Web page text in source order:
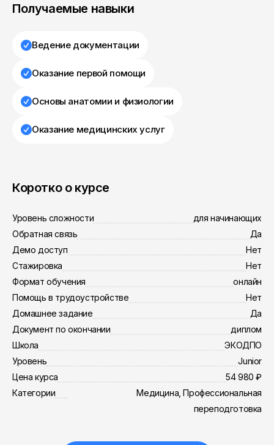
Получаемые навыки
Ведение документации
Оказание первой помощи
Основы анатомии и физиологии
Оказание медицинских услуг
Коротко о курсе
Уровень сложности
для начинающих
Обратная связь
Да
Демо доступ
Нет
Стажировка
Нет
Формат обучения
онлайн
Помощь в трудоустройстве
Нет
Домашнее задание
Да
Документ по окончании
диплом
Школа
ЭКОДПО
Уровень
Junior
Цена курса
54 980 ₽
Категории
Медицина, Профессиональная
переподготовка